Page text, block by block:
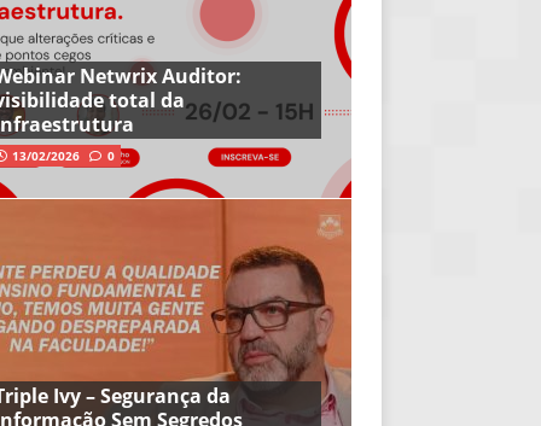
Netwrix Auditor:
total da
13/02/2026 0
Ivy – Segurança da
Sem Segredos